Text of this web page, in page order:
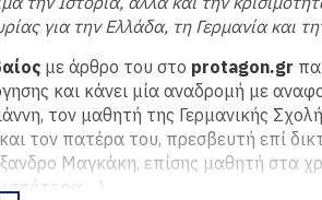
για την Ελλάδα, τη Γερμανία και
με άρθρο του στο protagon.gr
και κάνει μία αναδρομή με
τον μαθητή της Γερμανικής
τον πατέρα του, πρεσβευτή επί
Μαγκάκη, επίσης μαθητή στα